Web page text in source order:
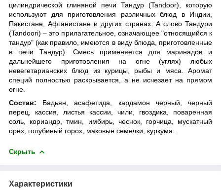
цилиндрической глиняной печи Тандур (Tandoor), которую
используют для приготовления различных блюд в Индии,
Пакистане, Афганистане и других странах. А слово Тандури
(Tandoori) – это прилагательное, означающее "относящийся к
тандур" (как правило, имеются в виду блюда, приготовленные
в печи Тандур). Смесь применяется для маринадов и
дальнейшего приготовления на огне (углях) любых
невегетарианских блюд из курицы, рыбы и мяса. Аромат
специй полностью раскрывается, а не исчезает на прямом
огне.
Состав: Бадьян, асафетида, кардамон черный, черный
перец, кассия, листья кассии, чили, гвоздика, поваренная
соль, кориандр, тмин, имбирь, чеснок, горчица, мускатный
орех, голубиный горох, маковые семечки, куркума.
Скрыть
Характеристики